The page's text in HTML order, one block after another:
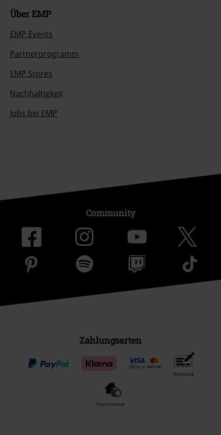
Über EMP
EMP Events
Partnerprogramm
EMP Stores
Nachhaltigkeit
Jobs bei EMP
Community
Zahlungsarten
Vorkasse
Nachnahme